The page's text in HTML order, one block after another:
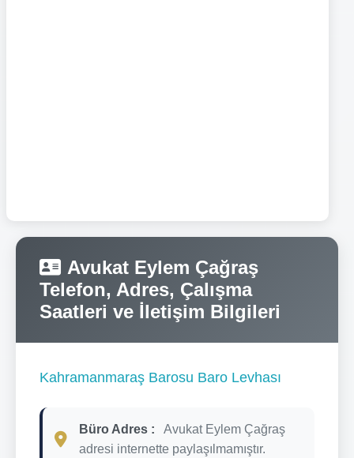
Avukat Eylem Çağraş
Telefon, Adres, Çalışma
Saatleri ve İletişim Bilgileri
Kahramanmaraş Barosu Baro Levhası
Büro Adres :
Avukat Eylem Çağraş
adresi internette paylaşılmamıştır.